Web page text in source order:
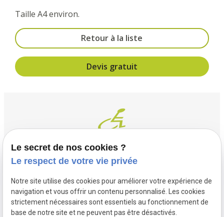
Taille A4 environ.
Retour à la liste
Devis gratuit
Contact
03 20 32 97 37
flandremedical@gmail.com
1 Place Saint Piat
59113 SECLIN
Le secret de nos cookies ?
Le respect de votre vie privée
Notre site utilise des cookies pour améliorer votre expérience de
navigation et vous offrir un contenu personnalisé. Les cookies
strictement nécessaires sont essentiels au fonctionnement de
base de notre site et ne peuvent pas être désactivés.